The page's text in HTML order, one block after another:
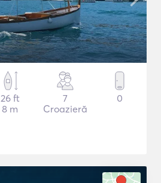
26 ft
8 m
7
Croazieră
0